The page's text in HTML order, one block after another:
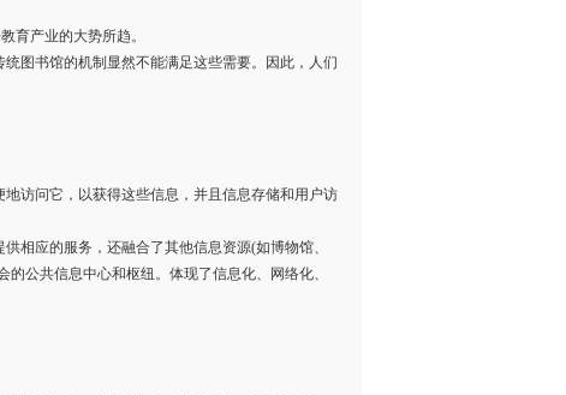
育产业的大势所趋。
图书馆的机制显然不能满足这些需要。因此，人们
访问它，以获得这些信息，并且信息存储和用户访
相应的服务，还融合了其他信息资源(如博物馆、
公共信息中心和枢纽。体现了信息化、网络化、